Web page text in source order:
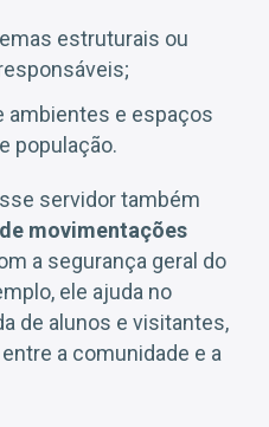
estruturais ou
ambientes e espaços
população.
servidor também
movimentações
a segurança geral do
ele ajuda no
de alunos e visitantes,
a comunidade e a